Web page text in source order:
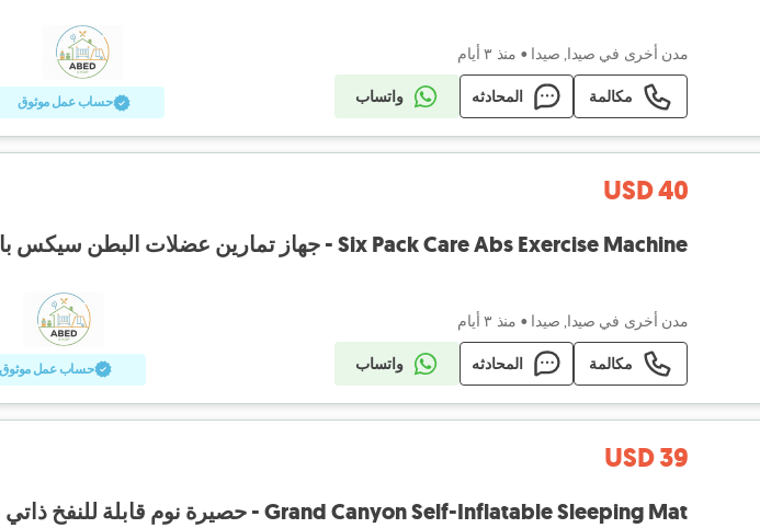
مدن أخرى في صيدا, صيدا • منذ ٣ أيام
مكالمة المحادثه واتساب حساب عمل موثوق
USD 40
Six Pack Care Abs Exercise Machine - جهاز تمارين عضلات البطن سيكس باك
مدن أخرى في صيدا, صيدا • منذ ٣ أيام
مكالمة المحادثه واتساب حساب عمل موثوق
USD 39
Grand Canyon Self-Inflatable Sleeping Mat - حصيرة نوم قابلة للنفخ ذاتي